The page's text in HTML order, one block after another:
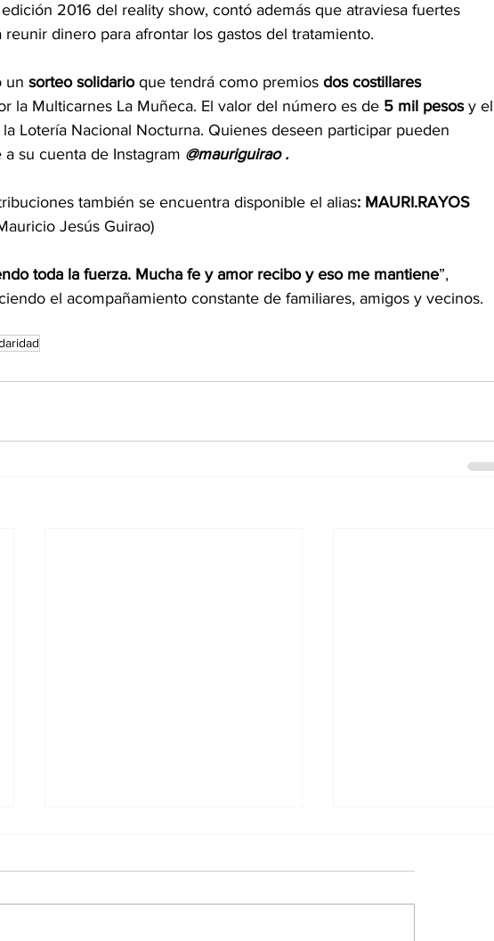
2016 del reality show, contó además que atraviesa fuertes
dinero para afrontar los gastos del tratamiento.
un sorteo solidario que tendrá como premios dos costillares
la Multicarnes La Muñeca. El valor del número es de 5 mil pesos y el
Lotería Nacional Nocturna. Quienes deseen participar pueden
su cuenta de Instagram @mauriguirao .
también se encuentra disponible el alias: MAURI.RAYOS
Jesús Guirao)
toda la fuerza. Mucha fe y amor recibo y eso me mantiene”,
el acompañamiento constante de familiares, amigos y vecinos.